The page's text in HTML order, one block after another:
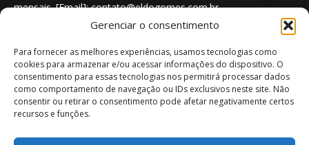
Gerenciar o consentimento
Para fornecer as melhores experiências, usamos tecnologias como
cookies para armazenar e/ou acessar informações do dispositivo. O
consentimento para essas tecnologias nos permitirá processar dados
como comportamento de navegação ou IDs exclusivos neste site. Não
consentir ou retirar o consentimento pode afetar negativamente certos
recursos e funções.
mensais. [Email]: contato@eldogomes.com.br